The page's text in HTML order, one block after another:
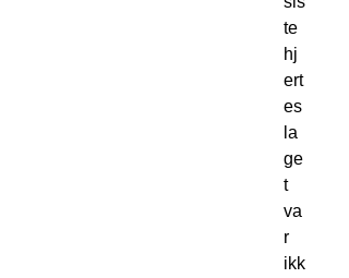
te
hj
ert
es
la
ge
t
va
r
ikk